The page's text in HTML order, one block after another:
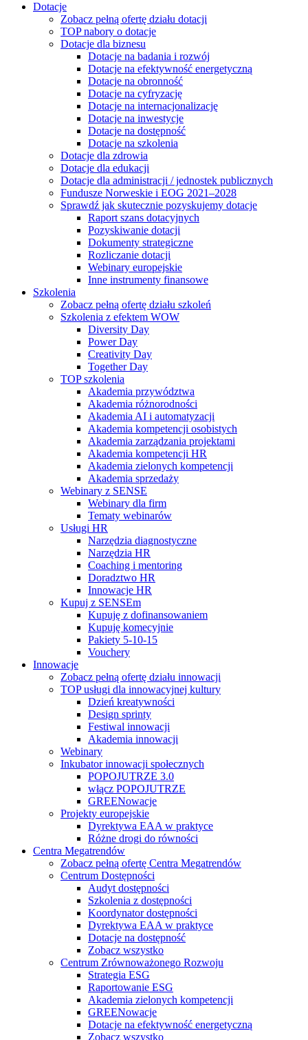
Dotacje
Zobacz pełną ofertę działu dotacji
TOP nabory o dotacje
Dotacje dla biznesu
Dotacje na badania i rozwój
Dotacje na efektywność energetyczną
Dotacje na obronność
Dotacje na cyfryzację
Dotacje na internacjonalizację
Dotacje na inwestycje
Dotacje na dostępność
Dotacje na szkolenia
Dotacje dla zdrowia
Dotacje dla edukacji
Dotacje dla administracji / jednostek publicznych
Fundusze Norweskie i EOG 2021–2028
Sprawdź jak skutecznie pozyskujemy dotacje
Raport szans dotacyjnych
Pozyskiwanie dotacji
Dokumenty strategiczne
Rozliczanie dotacji
Webinary europejskie
Inne instrumenty finansowe
Szkolenia
Zobacz pełną ofertę działu szkoleń
Szkolenia z efektem WOW
Diversity Day
Power Day
Creativity Day
Together Day
TOP szkolenia
Akademia przywództwa
Akademia różnorodności
Akademia AI i automatyzacji
Akademia kompetencji osobistych
Akademia zarządzania projektami
Akademia kompetencji HR
Akademia zielonych kompetencji
Akademia sprzedaży
Webinary z SENSE
Webinary dla firm
Tematy webinarów
Usługi HR
Narzędzia diagnostyczne
Narzędzia HR
Coaching i mentoring
Doradztwo HR
Innowacje HR
Kupuj z SENSEm
Kupuję z dofinansowaniem
Kupuję komecyjnie
Pakiety 5-10-15
Vouchery
Innowacje
Zobacz pełną ofertę działu innowacji
TOP usługi dla innowacyjnej kultury
Dzień kreatywności
Design sprinty
Festiwal innowacji
Akademia innowacji
Webinary
Inkubator innowacji społecznych
POPOJUTRZE 3.0
włącz POPOJUTRZE
GREENowacje
Projekty europejskie
Dyrektywa EAA w praktyce
Różne drogi do równości
Centra Megatrendów
Zobacz pełną ofertę Centra Megatrendów
Centrum Dostępności
Audyt dostępności
Szkolenia z dostępności
Koordynator dostępności
Dyrektywa EAA w praktyce
Dotacje na dostępność
Zobacz wszystko
Centrum Zrównoważonego Rozwoju
Strategia ESG
Raportowanie ESG
Akademia zielonych kompetencji
GREENowacje
Dotacje na efektywność energetyczną
Zobacz wszystko